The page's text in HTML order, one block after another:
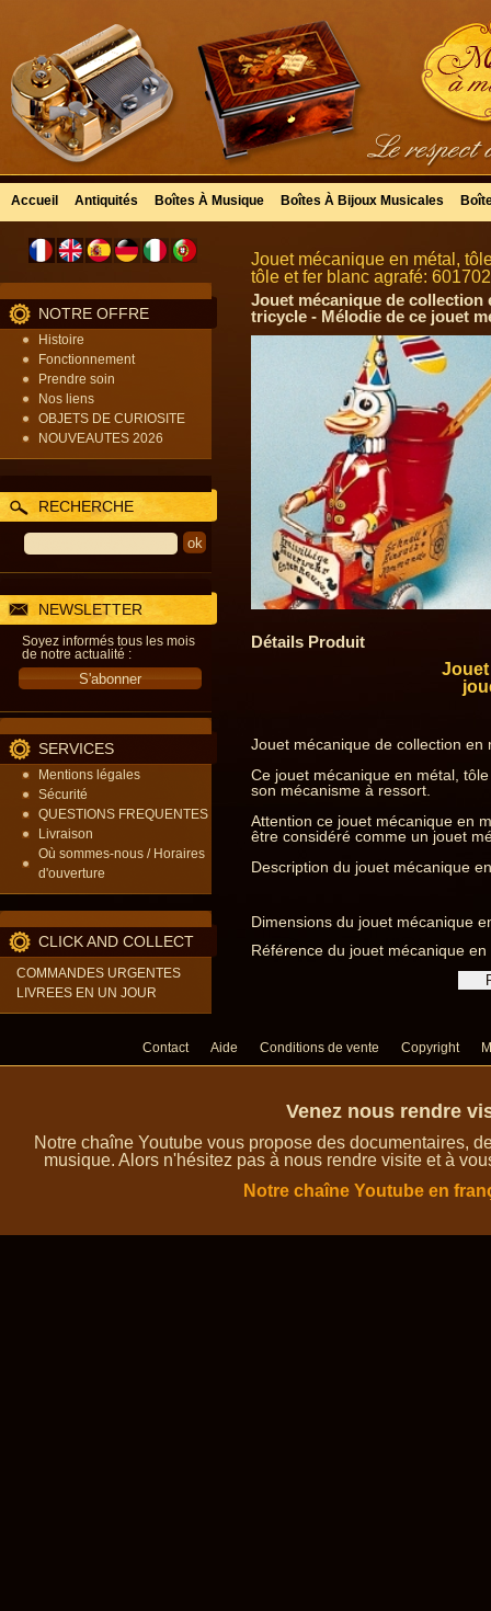
Accueil Antiquités Boîtes À Musique Boîtes À Bijoux Musicales
NOTRE OFFRE
Histoire
Fonctionnement
Prendre soin
Nos liens
OBJETS DE CURIOSITE
NOUVEAUTES 2026
RECHERCHE
NEWSLETTER
Soyez informés tous les mois
de notre actualité :
SERVICES
Mentions légales
Sécurité
QUESTIONS FREQUENTES
Livraison
Où sommes-nous / Horaires
d'ouverture
CLICK AND COLLECT
COMMANDES URGENTES
LIVREES EN UN JOUR
Jouet mécanique en métal,
tôle et fer blanc agrafé:
Jouet mécanique de collection
tricycle - Mélodie de ce jouet
Détails Produit
Jouet
Jouet mécanique de collection
Ce jouet mécanique en métal,
son mécanisme à ressort.
Attention ce jouet mécanique en
être considéré comme un jouet
Description du jouet mécanique
Dimensions du jouet mécanique
Référence du jouet mécanique
Contact Aide Conditions de vente Copyright
Venez nous rendre
Notre chaîne Youtube vous propose des documentaires,
musique. Alors n'hésitez pas à nous rendre visite et à
Notre chaîne Youtube en